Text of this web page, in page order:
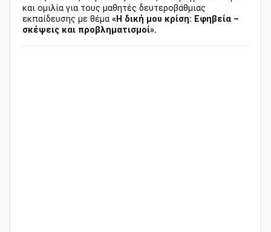
και ομιλία για τους μαθητές δευτεροβάθμιας
εκπαίδευσης με θέμα «Η δική μου κρίση: Εφηβεία –
σκέψεις και προβληματισμοί».